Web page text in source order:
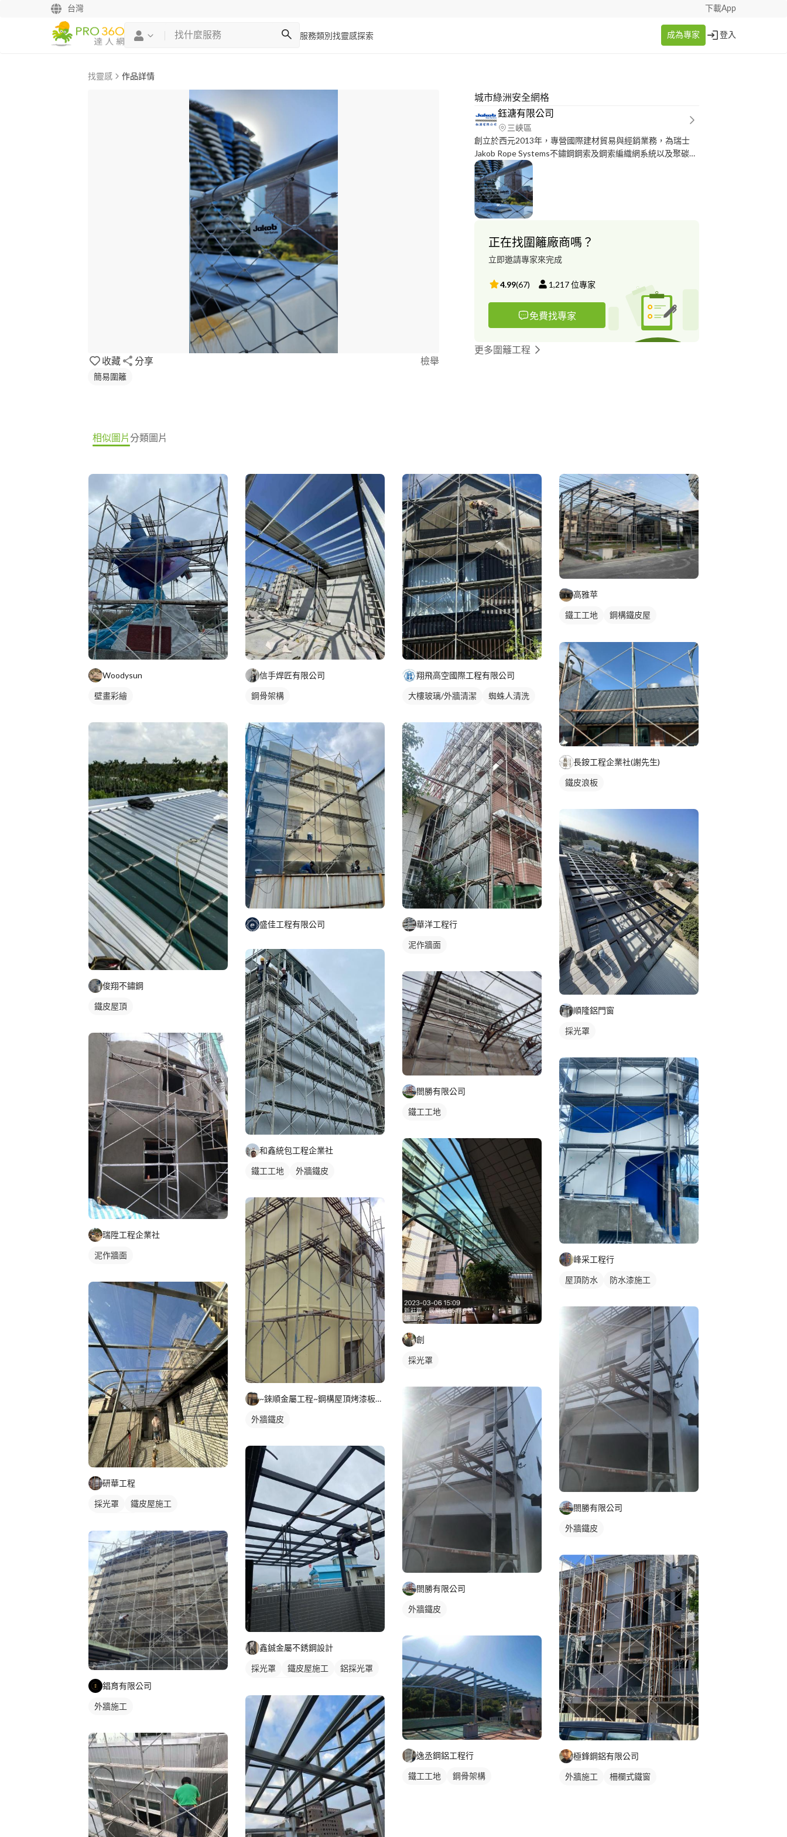
台灣 下載App
服務類別 找靈感探索 成為專家 登入
找靈感 作品詳情
收藏 分享 檢舉
簡易圍籬
城市綠洲安全網格
鈺溏有限公司
三峽區
創立於西元2013年，專營國際建材貿易與經銷業務，為瑞士
Jakob Rope Systems不鏽鋼鋼索及鋼索編織網系統以及聚碳酸
酯中空板台灣總代理，秉持 「創新求變、追求卓越、品質第
一、服務至上」之經營理念，期許朝國際化與專業化邁進，並
且不斷以嶄新的理念、積極熱誠的服務態度，提供客戶產品與
技術方面的諮詢。
正在找圍籬廠商嗎？
立即邀請專家來完成
4.99(67) 1,217位專家
免費找專家
更多圍籬工程
相似圖片分類圖片
Woodysun
壁畫彩繪
俊翔不鏽鋼
鐵皮屋頂
瑞陞工程企業社
泥作牆面
研華工程
採光罩
鐵皮屋施工
錩育有限公司
外牆施工
信手焊匠有限公司
鋼骨架構
盛佳工程有限公司
和鑫統包工程企業社
鐵工工地 外牆鐵皮
~錸順金屬工程~鋼構屋頂烤漆板鐵棟鐵工廠
外牆鐵皮
鑫鋮金屬不銹鋼設計
採光罩 鐵皮屋施工
鋁採光罩
翔飛高空國際工程有限公司
大樓玻璃/外牆清潔 蜘蛛人清洗
華洋工程行
泥作牆面
閤勝有限公司
鐵工工地
創
採光罩
閤勝有限公司
外牆鐵皮
逸丞鋼鋁工程行
鐵工工地 鋼骨架構
高雅苹
鐵工工地
鋼構鐵皮屋
長銨工程企業社(謝先生)
鐵皮浪板
順隆鋁門窗
採光罩
峰采工程行
屋頂防水 防水漆施工
閤勝有限公司
外牆鐵皮
極鋒鋼鋁有限公司
外牆施工 柵欄式鐵窗